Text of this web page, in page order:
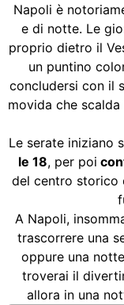
Napoli è
e di notte. Le
proprio dietro il
un puntino
concludersi con il
movida che
Le serate iniziano
le 18, per poi
del centro storico
A Napoli,
trascorrere una
oppure una
troverai il
allora in una